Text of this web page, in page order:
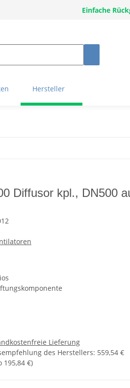
Einfache
Hersteller
Diffusor kpl., DN500
Lieferung
des Herstellers: 559,54 €
195,84 €)